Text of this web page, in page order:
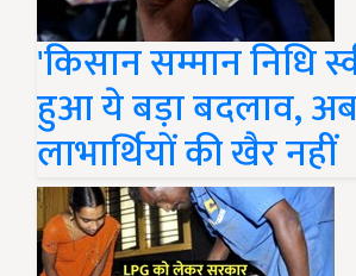
'किसान सम्मान निधि
हुआ ये बड़ा बदलाव,
लाभार्थियों की खैर नहीं